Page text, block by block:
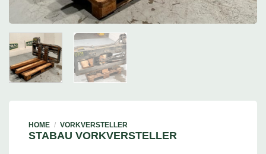
HOME / VORKVERSTELLER
STABAU VORKVERSTELLER